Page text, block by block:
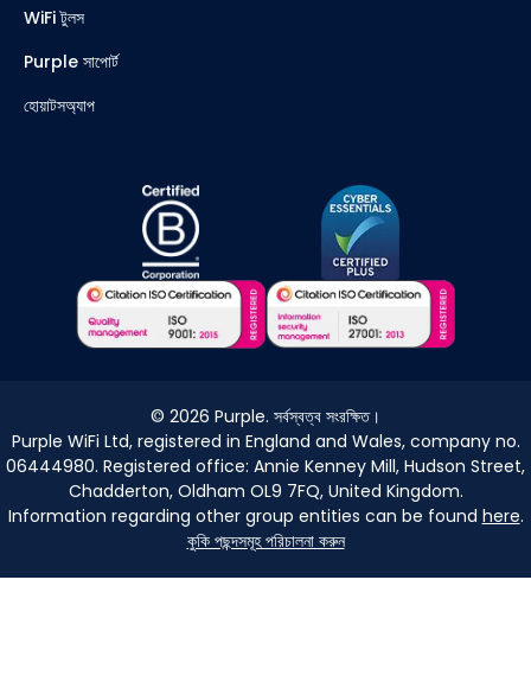
WiFi টুলস
Purple সাপোর্ট
হোয়াটসঅ্যাপ
© 2026 Purple. সর্বস্বত্ব সংরক্ষিত।
Purple WiFi Ltd, registered in England and Wales, company no.
06444980. Registered office: Annie Kenney Mill, Hudson Street,
Chadderton, Oldham OL9 7FQ, United Kingdom.
Information regarding other group entities can be found here.
কুকি পছন্দসমূহ পরিচালনা করুন